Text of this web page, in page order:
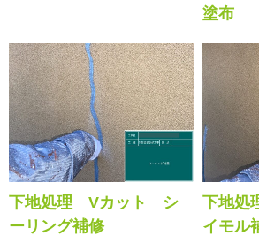
塗布
下地処理 Vカット シ
ーリング補修
下地
イモル